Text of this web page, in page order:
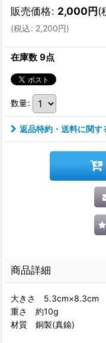
販売価格: 2,000円(
(税込: 2,200円)
在庫数 9点
数量:
返品特約・送料に関す
商品詳細
大きさ 5.3cm×8.3cm
重さ 約10g
材質 銅製(真鍮)